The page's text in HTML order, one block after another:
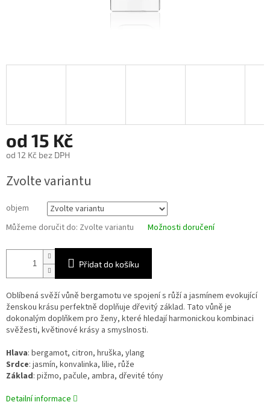
od 15 Kč
od 12 Kč bez DPH
cena:
Zvolte variantu
objem
Můžeme doručit do: Zvolte variantu Možnosti doručení
Přidat do košíku
Oblíbená svěží vůně bergamotu ve spojení s růží a jasmínem evokující
ženskou krásu perfektně doplňuje dřevitý základ. Tato vůně je
dokonalým doplňkem pro ženy, které hledají harmonickou kombinaci
svěžesti, květinové krásy a smyslnosti.
Hlava: bergamot, citron, hruška, ylang
Srdce: jasmín, konvalinka, lilie, růže
Základ: pižmo, pačule, ambra, dřevité tóny
Detailní informace